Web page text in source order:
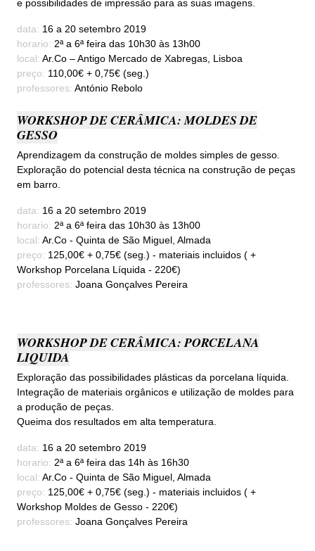
e possibilidades de impressão para as suas imagens.
data: 16 a 20 setembro 2019
horario: 2ª a 6ª feira das 10h30 às 13h00
local: Ar.Co – Antigo Mercado de Xabregas, Lisboa
preço: 110,00€ + 0,75€ (seg.)
professores: António Rebolo
WORKSHOP DE CERÂMICA: MOLDES DE
GESSO
Aprendizagem da construção de moldes simples de gesso.
Exploração do potencial desta técnica na construção de peças
em barro.
data: 16 a 20 setembro 2019
horario: 2ª a 6ª feira das 10h30 às 13h00
local: Ar.Co - Quinta de São Miguel, Almada
preço: 125,00€ + 0,75€ (seg.) - materiais incluidos ( +
Workshop Porcelana Líquida - 220€)
professores: Joana Gonçalves Pereira
WORKSHOP DE CERÂMICA: PORCELANA
LIQUIDA
Exploração das possibilidades plásticas da porcelana líquida.
Integração de materiais orgânicos e utilização de moldes para
a produção de peças.
Queima dos resultados em alta temperatura.
data: 16 a 20 setembro 2019
horario: 2ª a 6ª feira das 14h às 16h30
local: Ar.Co - Quinta de São Miguel, Almada
preço: 125,00€ + 0,75€ (seg.) - materiais incluidos ( +
Workshop Moldes de Gesso - 220€)
professores: Joana Gonçalves Pereira